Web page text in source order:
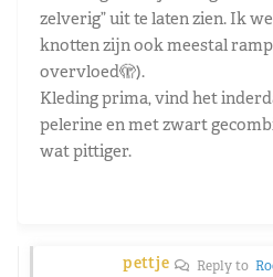
zelverig” uit te laten zien. Ik
knotten zijn ook meestal
overvloed🫣).
Kleding prima, vind het
pelerine en met zwart
wat pittiger.
pettje Reply to